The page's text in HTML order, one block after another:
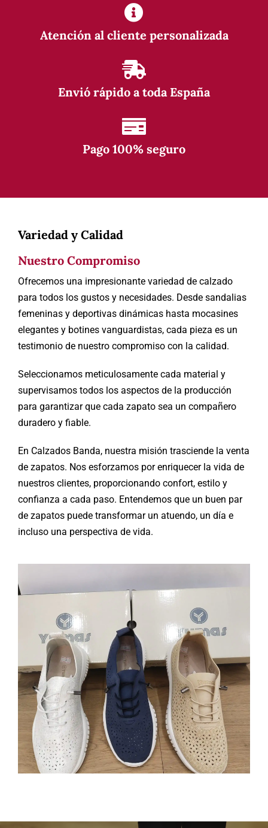
Atención al cliente personalizada
Envió rápido a toda España
Pago 100% seguro
Variedad y Calidad
Nuestro Compromiso
Ofrecemos una impresionante variedad de calzado
para todos los gustos y necesidades. Desde sandalias
femeninas y deportivas dinámicas hasta mocasines
elegantes y botines vanguardistas, cada pieza es un
testimonio de nuestro compromiso con la calidad.
Seleccionamos meticulosamente cada material y
supervisamos todos los aspectos de la producción
para garantizar que cada zapato sea un compañero
duradero y fiable.
En Calzados Banda, nuestra misión trasciende la venta
de zapatos. Nos esforzamos por enriquecer la vida de
nuestros clientes, proporcionando confort, estilo y
confianza a cada paso. Entendemos que un buen par
de zapatos puede transformar un atuendo, un día e
incluso una perspectiva de vida.